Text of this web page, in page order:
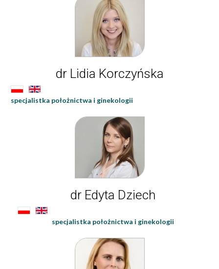
dr Lidia Korczyńska
specjalistka położnictwa i ginekologii
dr Edyta Dziech
specjalistka położnictwa i ginekologii